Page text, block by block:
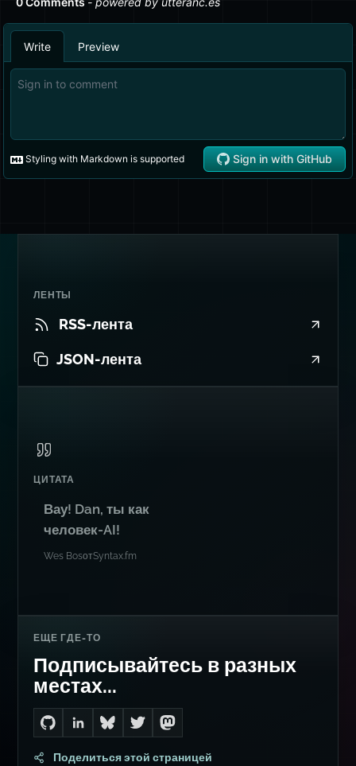
ЛЕНТЫ
RSS-лента
JSON-лента
ЦИТАТА
Вау! Dan, ты как
человек-AI!
Wes BosотSyntax.fm
ЕЩЕ ГДЕ-ТО
Подписывайтесь в разных
местах...
Go to Dan's GitHub
Connect with me on LinkedIn
Follow me on Bluesky
Follow me on Twitter
Follow me on Mastodon
Поделиться этой страницей